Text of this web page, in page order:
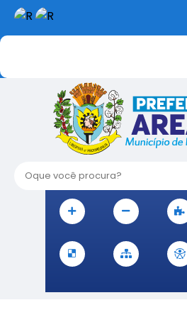
Oque você procura?